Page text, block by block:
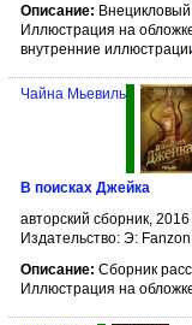
Описание:
Иллюстрация на
внутренние
Чайна Мьевиль
В поисках Джейка
авторский сборник, 2016
Издательство: Э: Fanzon
Описание: Сборник
Иллюстрация на